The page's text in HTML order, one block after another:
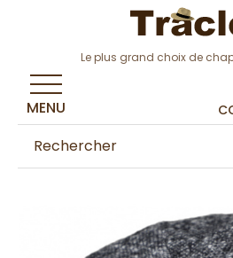
Le plus grand choix de
MENU